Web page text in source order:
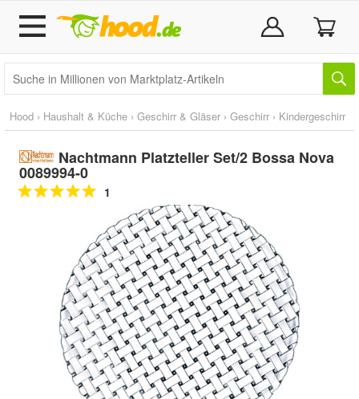
Hood › Haushalt & Küche › Geschirr & Gläser › Geschirr › Kindergeschirr
Nachtmann Platzteller Set/2 Bossa Nova
0089994-0
1